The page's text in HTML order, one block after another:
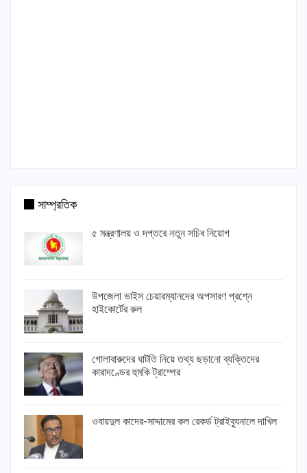
সাম্প্রতিক
৫ মন্ত্রণালয় ও দপ্তরে নতুন সচিব নিয়োগ
উপজেলা ভাইস চেয়ারম্যানদের অপসারণ প্রশ্নে
হাইকোর্টের রুল
গোলাবারুদের ঘাটতি নিয়ে তথ্য ছড়ানো ব্যক্তিদের
কারাদণ্ডের হুমকি ট্রাম্পের
ওবায়দুল কাদের-সাদ্দামের কল রেকর্ড ট্রাইব্যুনালে দাখিল